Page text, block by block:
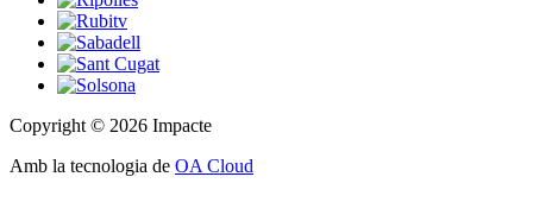
Copyright © 2026 Impacte
Amb la tecnologia de OA Cloud